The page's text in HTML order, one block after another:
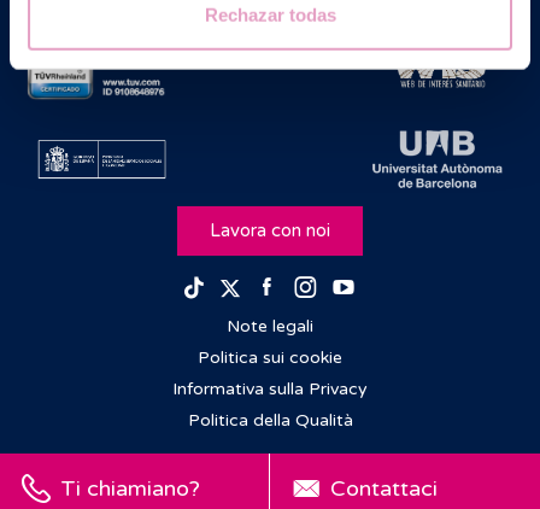
Rechazar todas
Ti chiamiano? Contattaci
Lavora con noi
TikTokTwitterFacebook
Instagram
Note legali
Politica sui cookie
Informativa sulla Privacy
Politica della Qualità